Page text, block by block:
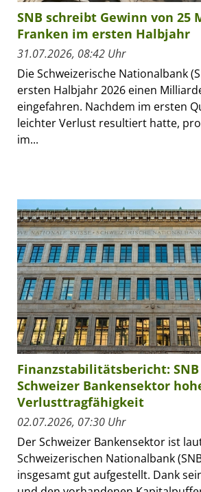
SNB schreibt Gewinn von 25
Franken im ersten Halbjahr
31.07.2026, 08:42 Uhr
Die Schweizerische Nationalbank
ersten Halbjahr 2026 einen
eingefahren. Nachdem im ersten
leichter Verlust resultiert hatte,
im...
Finanzstabilitätsbericht:
Schweizer Bankensektor
Verlusttragfähigkeit
02.07.2026, 07:30 Uhr
Der Schweizer Bankensektor ist
Schweizerischen Nationalbank
insgesamt gut aufgestellt. Dank